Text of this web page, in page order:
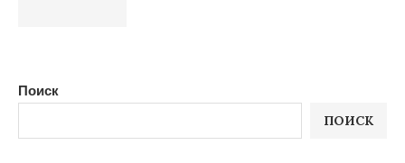
Поиск
ПОИСК